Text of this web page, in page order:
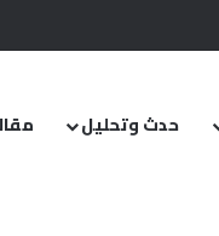
حدث وتحليل